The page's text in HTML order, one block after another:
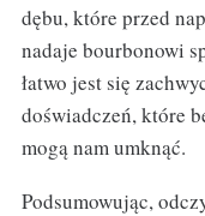
dębu, które przed
nadaje bourbonowi
łatwo jest się
doświadczeń, które
mogą nam umknąć.
Podsumowując,